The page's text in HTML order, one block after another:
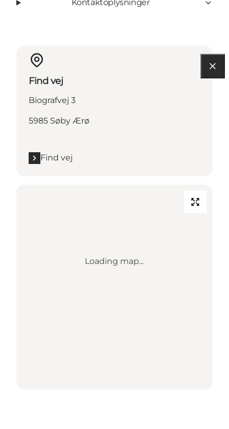
Kontaktoplysninger
Find vej
Biografvej 3
5985 Søby Ærø
Find vej
Loading map...